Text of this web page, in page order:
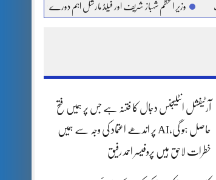
وزیر اعظم شہباز شریف اور فیلڈ مارشل اہم دورے پر سعودی عرب روانہ
آرٹیفشل انٹلیجنس دجال کا فتنہ ہے جس پر ہمیں فتح
حاصل ہو گی،AI پر اندھے اعتماد کی وجہ سے ہمیں
خطرات لاحق ہیں پروفیسر احمد رفیق